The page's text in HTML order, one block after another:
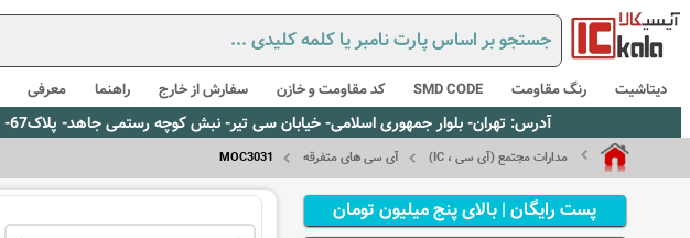
دیتاشیت رنگ مقاومت SMD CODE کد مقاومت و خازن سفارش از خارج راهنما معرفی
آدرس: تهران- بلوار جمهوری اسلامی- خیابان سی تیر- نبش کوچه رستمی جاهد- پلاک67- واحد2 - تلفن:02165021256 و 02165021235، پیام رسان بله: 09309563731 ساعت کاری 9 لغایت 16
مدارات مجتمع (آی سی ، IC) آی سی های متفرقه MOC3031
پست رایگان | بالای پنج میلیون تومان